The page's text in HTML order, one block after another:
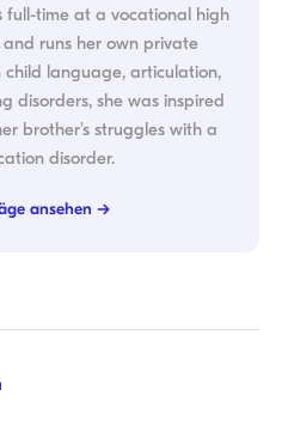
full-time at a vocational high
and runs her own private
child language, articulation,
disorders, she was inspired
brother's struggles with a
disorder.
ansehen →